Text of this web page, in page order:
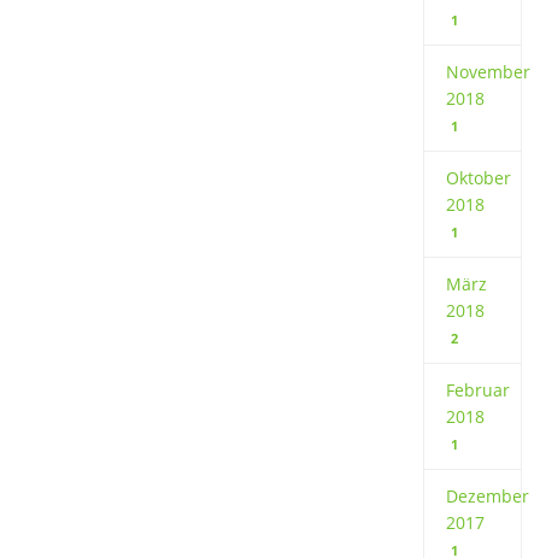
1
November
2018
1
Oktober
2018
1
März
2018
2
Februar
2018
1
Dezember
2017
1